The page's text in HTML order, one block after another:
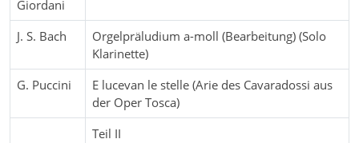
Giordani
J. S. Bach
Orgelpräludium a-moll (Bearbeitung) (Solo
Klarinette)
G. Puccini
E lucevan le stelle (Arie des Cavaradossi aus
der Oper Tosca)
Teil II